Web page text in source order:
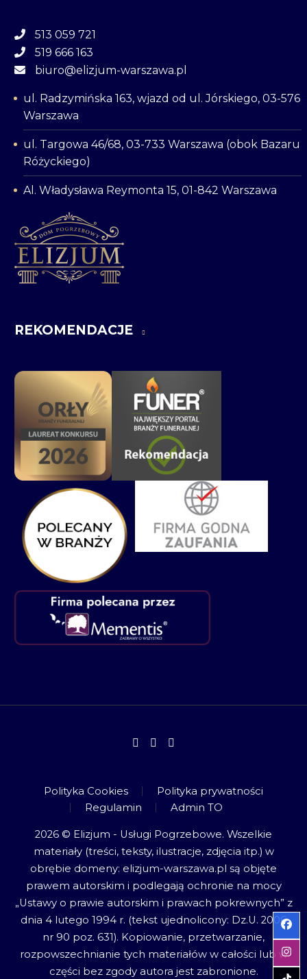
513 059 721
519 666 163
biuro@elizjum-warszawa.pl
ul. Radzymińska 163, wjazd od ul. Jórskiego, 03-576
Warszawa
ul. Targowa 46/68, 03-733 Warszawa (obok Bazaru
Różyckiego)
Al. Władysława Reymonta 15, 01-842 Warszawa
REKOMENDACJE
Polityka Cookies
Polityka prywatności
Regulamin
Admin TO
2026 © Elizjum - Usługi Pogrzebowe. Wszelkie
materiały (treści, teksty, ilustracje, zdjęcia itp.) w
obrębie domeny: elizjum-warszawa.pl są objęte
prawem autorskim i podlegają ochronie na mocy
„Ustawy o prawie autorskim i prawach pokrewnych” z
dnia 4 lutego 1994 r. (tekst ujednolicony: Dz.U. 2006
nr 90 poz. 631). Kopiowanie, przetwarzanie,
rozpowszechnianie tych materiałów w całości lub w
części bez zgody autora jest zabronione.